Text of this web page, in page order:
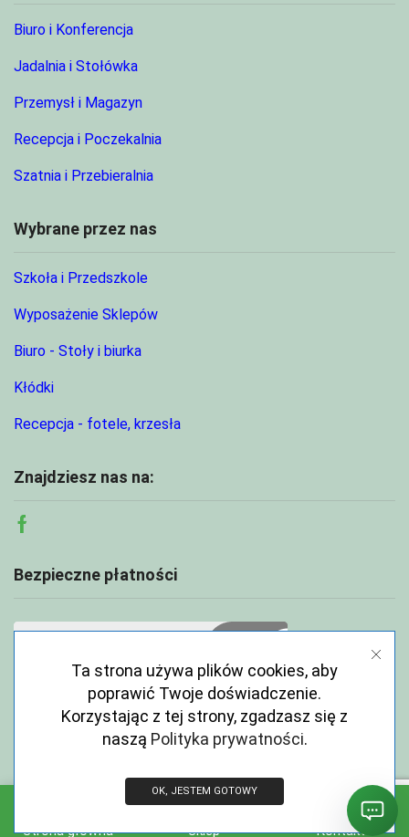
Biuro i Konferencja
Jadalnia i Stołówka
Przemysł i Magazyn
Recepcja i Poczekalnia
Szatnia i Przebieralnia
Wybrane przez nas
Szkoła i Przedszkole
Wyposażenie Sklepów
Biuro - Stoły i biurka
Kłódki
Recepcja - fotele, krzesła
Znajdziesz nas na:
Facebook
Bezpieczne płatności
Strona główna Sklep Kontakt
Ta strona używa plików cookies, aby
poprawić Twoje doświadczenie.
Korzystając z tej strony, zgadzasz się z
naszą Polityka prywatności.
OK, JESTEM GOTOWY